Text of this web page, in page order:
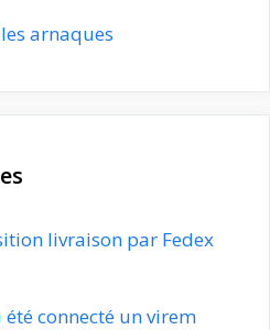
arnaques
livraison par Fedex
connecté un virem